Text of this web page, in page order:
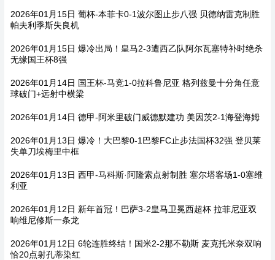
2026年01月15日 葡杯-本菲卡0-1波尔图止步八强 贝德纳雷克制胜
帕夫利季斯失良机
2026年01月15日 爆冷出局！皇马2-3遭西乙队阿尔瓦塞特补时绝杀
无缘国王杯8强
2026年01月14日 国王杯-马竞1-0拉科鲁尼亚 格列兹曼十分角任意
球破门+远射中横梁
2026年01月14日 德甲-阿米里破门威德默建功 美因茨2-1海登海姆
2026年01月13日 爆冷！大巴黎0-1巴黎FC止步法国杯32强 登贝莱
失单刀埃梅里中框
2026年01月13日 西甲-马科斯·阿隆索点射制胜 塞尔塔客场1-0塞维
利亚
2026年01月12日 新年首冠！巴萨3-2皇马卫冕西超杯 拉菲尼亚双
响维尼修斯一条龙
2026年01月12日 6轮连胜终结！国米2-2那不勒斯 麦克托米奈双响
恰20点射孔蒂染红